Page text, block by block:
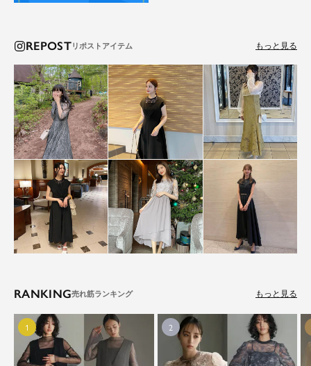
REPOST もっと見る
RANKING もっと見る